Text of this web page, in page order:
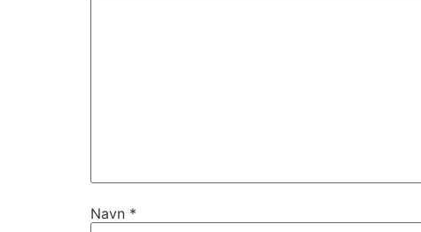
Navn *